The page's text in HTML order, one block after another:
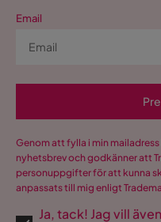
Email
Genom att fylla i min
nyhetsbrev och godkänner att
personuppgifter för att kunna
anpassats till mig enligt
Ja, tack! Jag vill